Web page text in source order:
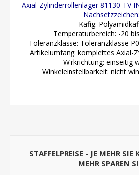
Axial-Zylinderrollenlager 81130-TV
Nachsetzzeichen:
Käfig:
Temperaturbereich: -20
Toleranzklasse: Toleranzklasse
Artikelumfang: komplettes Axial-
Wirkrichtung: einseitig
Winkeleinstellbarkeit: nicht
STAFFELPREISE - JE MEHR SIE
MEHR SPAREN